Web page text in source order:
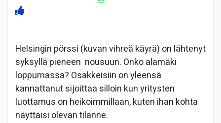
Helsingin pörssi (kuvan vihreä käyrä) on lähtenyt
syksyllä pieneen nousuun. Onko alamäki
loppumassa? Osakkeisiin on yleensä
kannattanut sijoittaa silloin kun yritysten
luottamus on heikoimmillaan, kuten ihan kohta
näyttäisi olevan tilanne.